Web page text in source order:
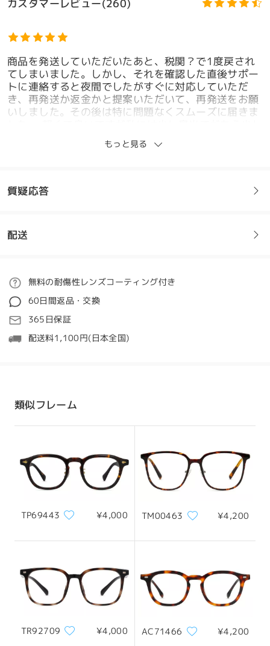
130mm/ 5.12in
143mm/ 5.63in
レンズ幅
48mm/ 1.89in
天地幅
ブリッジ幅
22mm/ 0.87in
カスタマーレビュー(260)
商品を発送していただいたあと、税関？で1度戻され
てしまいました。しかし、それを確認した直後サポー
トに連絡すると夜間でしたがすぐに対応していただ
き、再発送か返金かと提案いただいて、再発送をお願
いしました。その後は特に問題なくスムーズに届きま
内側だとちょうどいいかなという感じでした。まぁで
もかけてて下がってくるとか外れやすいとかはない
全てのレビューを読む
レビューを書く
もっと見る
質疑応答
フレームについてご質問がある場合は、以下からお問い合わせく
質問する
配送
ご注文
処理時間
5-7営業日
詳細
配送時間
配送
無料の耐傷性レンズコーティング付き
60日間返品・交換
365日保証
配送料1,100円(日本全国)
類似フレーム
TP69443 ¥4,000 TM00463 ¥4,200
TR92709 ¥4,000 AC71466 ¥4,200